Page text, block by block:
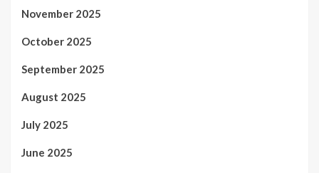
November 2025
October 2025
September 2025
August 2025
July 2025
June 2025